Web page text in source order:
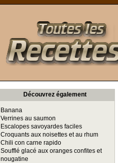
Découvrez également
Banana
Verrines au saumon
Escalopes savoyardes faciles
Croquants aux noisettes et au rhum
Chili con carne rapido
Soufflé glacé aux oranges confites et
nougatine